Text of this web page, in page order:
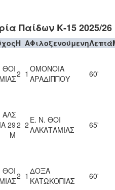
Παίδων Κ-15 2025/26
H AΦιλοξενούμενηΛεπτά
ΘΟΙ2 1 ΟΜΟΝΟΙΑ
ΑΡΑΔΙΠΠΟΥ
60'
ΑΛΣ
29
Μ
2 2 Ε. Ν. ΘΟΙ
ΛΑΚΑΤΑΜΙΑΣ
65'
ΘΟΙ2 1 ΔΟΞΑ
ΚΑΤΩΚΟΠΙΑΣ
60'